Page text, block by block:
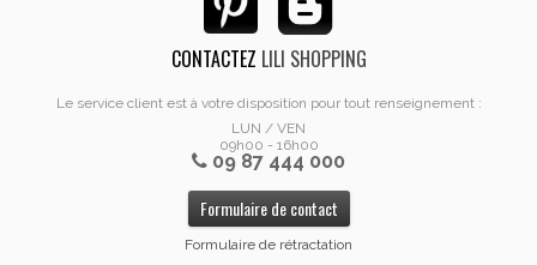
CONTACTEZ LILI SHOPPING
Le service client est à votre disposition pour tout renseignement :
LUN / VEN
09h00 - 16h00
09 87 444 000
Formulaire de contact
Formulaire de rétractation